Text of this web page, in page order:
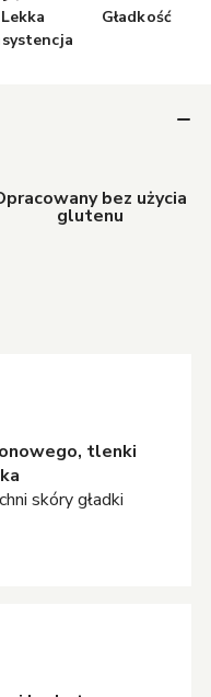
Lekka
Gładkość
bez użycia
glutenu
tlenki
skóry gładki